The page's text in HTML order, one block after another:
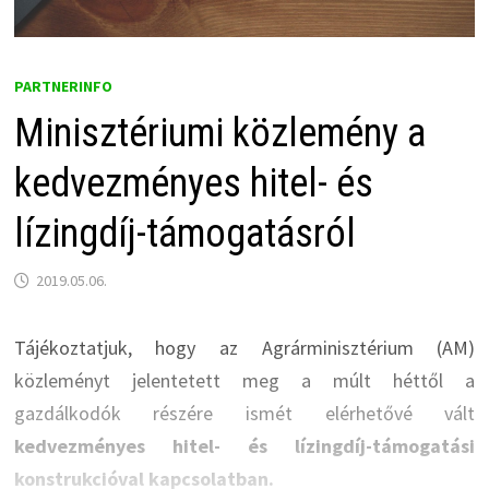
PARTNERINFO
Minisztériumi közlemény a
kedvezményes hitel- és
lízingdíj-támogatásról
2019.05.06.
Tájékoztatjuk, hogy az Agrárminisztérium (AM)
közleményt jelentetett meg a múlt héttől a
gazdálkodók részére ismét elérhetővé vált
kedvezményes hitel- és lízingdíj-támogatási
konstrukcióval kapcsolatban.